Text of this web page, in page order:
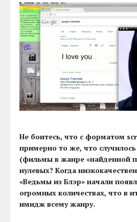
Не боитесь, что с форматом
примерно то же, что
(фильмы в жанре «найденной
нулевых? Когда
«Ведьмы из Блэр» начали
огромных количествах, что в
имидж всему жанру.